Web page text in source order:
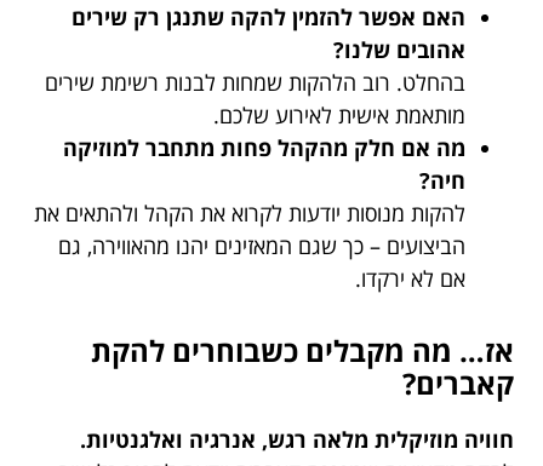
האם אפשר להזמין להקה שתנגן רק שירים
אהובים שלנו?
בהחלט. רוב הלהקות שמחות לבנות רשימת שירים
מותאמת אישית לאירוע שלכם.
מה אם חלק מהקהל פחות מתחבר למוזיקה
חיה?
להקות מנוסות יודעות לקרוא את הקהל ולהתאים את
הביצועים – כך שגם המאזינים יהנו מהאווירה, גם
אם לא ירקדו.
אז… מה מקבלים כשבוחרים להקת
קאברים?
חוויה מוזיקלית מלאה רגש, אנרגיה ואלגנטיות.